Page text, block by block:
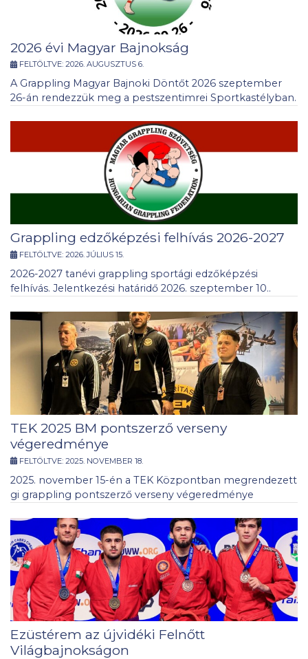
2026 évi Magyar Bajnokság
FELTÖLTVE: 2026. AUGUSZTUS 6.
A Grappling Magyar Bajnoki Döntőt 2026 szeptember
26-án rendezzük meg a pestszentimrei Sportkastélyban.
Grappling edzőképzési felhívás 2026-2027
FELTÖLTVE: 2026. JÚLIUS 15.
2026-2027 tanévi grappling sportági edzőképzési
felhívás. Jelentkezési határidő 2026. szeptember 10..
TEK 2025 BM pontszerző verseny
végeredménye
FELTÖLTVE: 2025. NOVEMBER 18.
2025. november 15-én a TEK Központban megrendezett
gi grappling pontszerző verseny végeredménye
Ezüstérem az újvidéki Felnőtt
Világbajnokságon